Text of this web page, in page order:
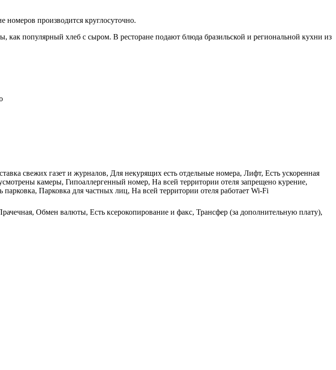
номеров производится круглосуточно.
как популярный хлеб с сыром. В ресторане подают блюда бразильской и региональной кухни из
свежих газет и журналов, Для некурящих есть отдельные номера, Лифт, Есть ускоренная
камеры, Гипоаллергенный номер, На всей территории отеля запрещено курение,
Парковка для частных лиц, На всей территории отеля работает Wi-Fi
Обмен валюты, Есть ксерокопирование и факс, Трансфер (за дополнительную плату),